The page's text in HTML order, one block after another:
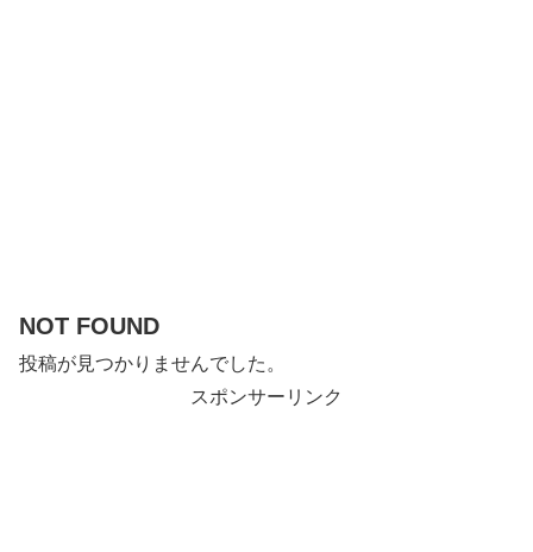
NOT FOUND
投稿が見つかりませんでした。
スポンサーリンク